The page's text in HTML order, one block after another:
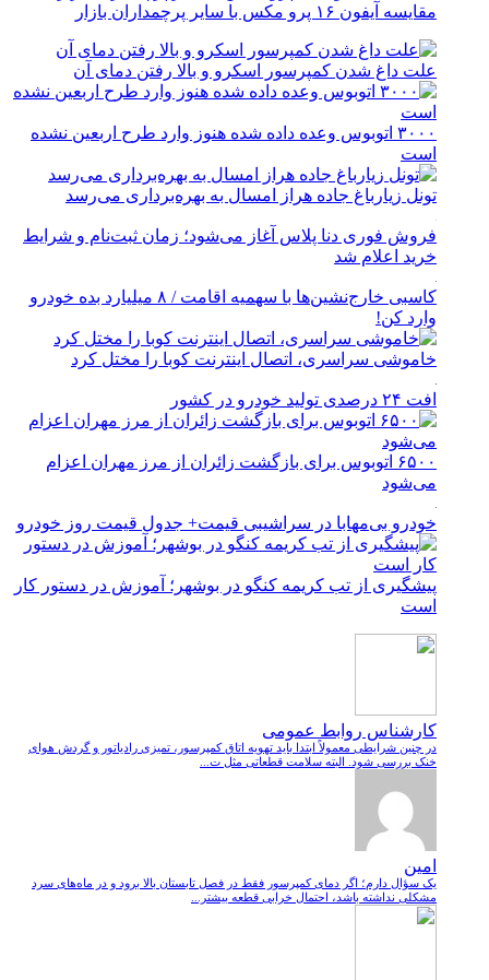
مقایسه آیفون ۱۶ پرو مکس با سایر پرچمداران بازار
علت داغ شدن کمپرسور اسکرو و بالا رفتن دمای آن
۳۰۰۰ اتوبوس وعده داده شده هنوز وارد طرح اربعین نشده
است
تونل زیارباغ جاده هراز امسال به بهره‌برداری می‌رسد
فروش فوری دنا پلاس آغاز می‌شود؛ زمان ثبت‌نام و شرایط
خرید اعلام شد
کاسبی خارج‌نشین‌ها با سهمیه اقامت / ۸ میلیارد بده خودرو
وارد کن!
خاموشی سراسری، اتصال اینترنت کوبا را مختل کرد
افت ۲۴ درصدی تولید خودرو در کشور
۶۵۰۰ اتوبوس برای بازگشت زائران از مرز مهران اعزام
می‌شود
خودرو بی‌مهابا در سراشیبی قیمت+ جدول قیمت روز خودرو
پیشگیری از تب کریمه کنگو در بوشهر؛ آموزش در دستور کار
است
کارشناس روابط عمومی
در چنین شرایطی معمولاً ابتدا باید تهویه اتاق کمپرسور، تمیزی رادیاتور و گردش هوای
خنک بررسی شود. البته سلامت قطعاتی مثل ت...
امین
یک سؤال دارم؛ اگر دمای کمپرسور فقط در فصل تابستان بالا برود و در ماه‌های سرد
مشکلی نداشته باشد، احتمال خرابی قطعه بیشتر...